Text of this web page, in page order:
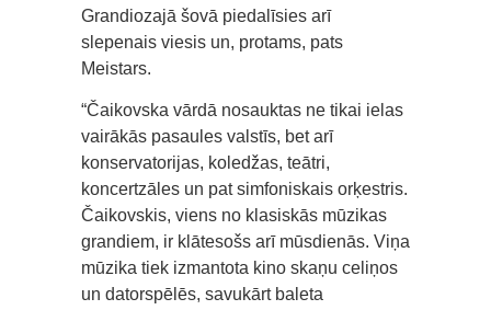
Grandiozajā šovā piedalīsies arī
slepenais viesis un, protams, pats
Meistars.
“Čaikovska vārdā nosauktas ne tikai ielas
vairākās pasaules valstīs, bet arī
konservatorijas, koledžas, teātri,
koncertzāles un pat simfoniskais orķestris.
Čaikovskis, viens no klasiskās mūzikas
grandiem, ir klātesošs arī mūsdienās. Viņa
mūzika tiek izmantota kino skaņu celiņos
un datorspēlēs, savukārt baleta